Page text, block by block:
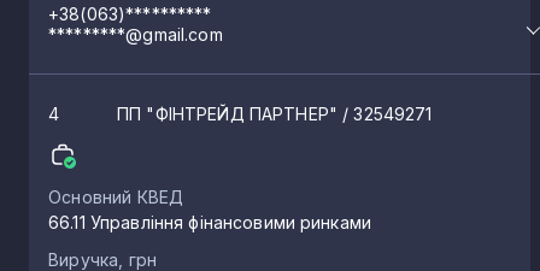
+38(063)**********
*********@gmail.com
4 ПП "ФІНТРЕЙД ПАРТНЕР" / 32549271
Основний КВЕД
66.11 Управління фінансовими ринками
Виручка, грн